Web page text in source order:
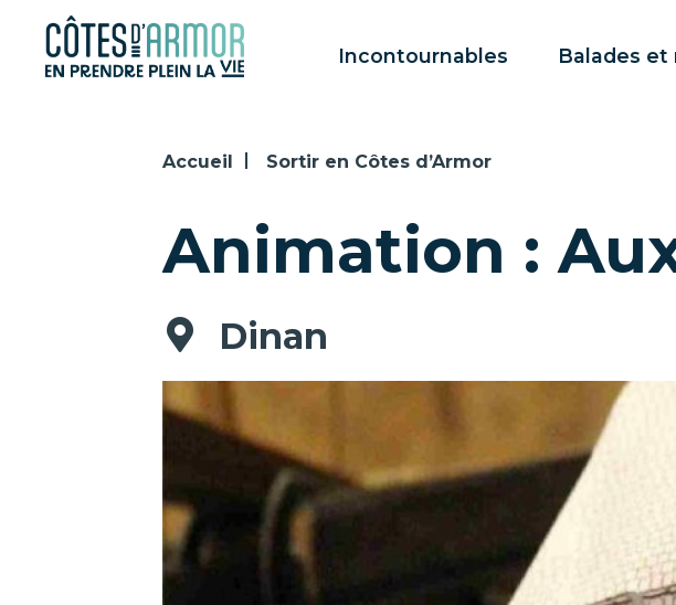
Panneau de gestion des cookies
Incontournables Balades et
Accueil Sortir en Côtes d’Armor
Animation :
Dinan